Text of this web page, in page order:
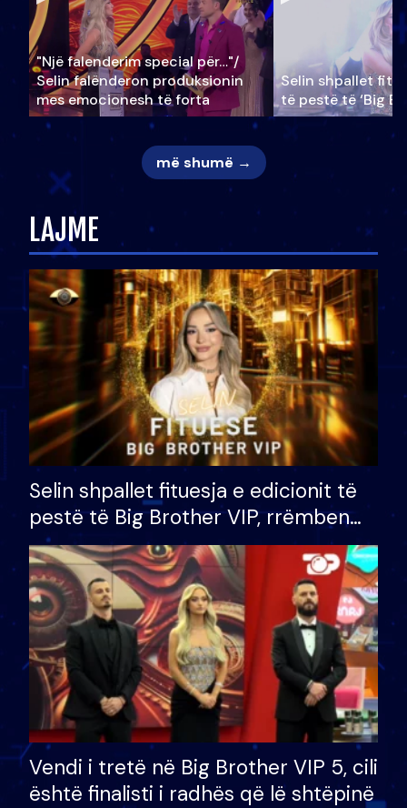
"Një falenderim special për…"/
Selin falënderon produksionin
mes emocionesh të forta
Selin shpallet
të pestë të ‘Big
më shumë →
LAJME
Selin shpallet fituesja e edicionit të
pestë të Big Brother VIP, rrëmben
çmimin e madh prej 100 mijë eurosh
Vendi i tretë në Big Brother VIP 5, cili
është finalisti i radhës që lë shtëpinë